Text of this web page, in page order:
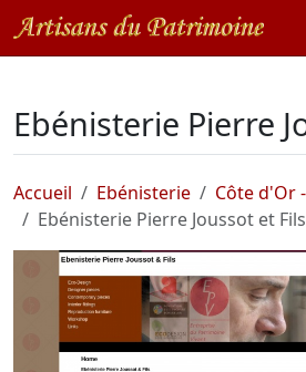
Ebénisterie Pierre
Accueil Ebénisterie
Côte d'Or
Ebénisterie Pierre Joussot et Fils